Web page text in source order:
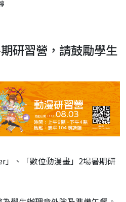
研習營，請鼓勵學生
」、「數位動漫畫」2場暑期研